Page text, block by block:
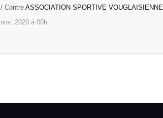
/ Contre ASSOCIATION SPORTIVE VOUGLAISIENNE
nov. 2020 à 00h